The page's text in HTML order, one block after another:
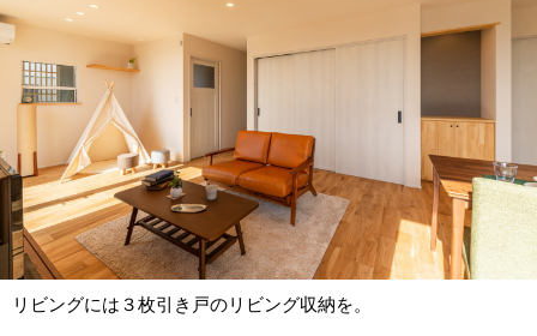
リビングには３枚引き戸のリビング収納を。